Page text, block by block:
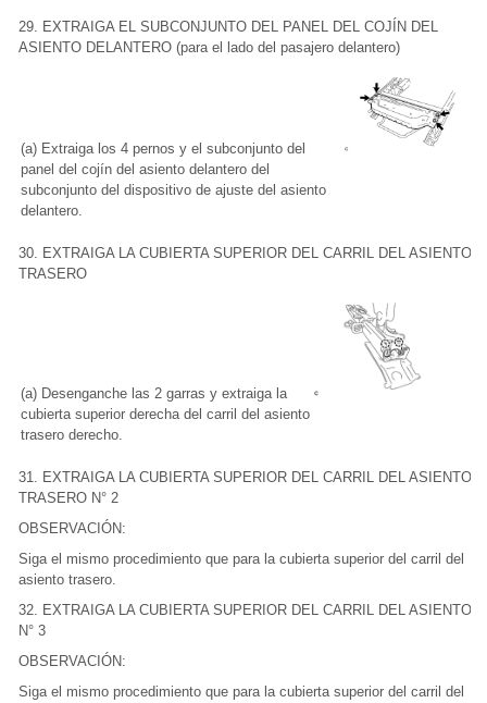
29. EXTRAIGA EL SUBCONJUNTO DEL PANEL DEL COJÍN DEL
ASIENTO DELANTERO (para el lado del pasajero delantero)
(a) Extraiga los 4 pernos y el subconjunto del
panel del cojín del asiento delantero del
subconjunto del dispositivo de ajuste del asiento
delantero.
30. EXTRAIGA LA CUBIERTA SUPERIOR DEL CARRIL DEL ASIENTO
TRASERO
(a) Desenganche las 2 garras y extraiga la
cubierta superior derecha del carril del asiento
trasero derecho.
31. EXTRAIGA LA CUBIERTA SUPERIOR DEL CARRIL DEL ASIENTO
TRASERO N° 2
OBSERVACIÓN:
Siga el mismo procedimiento que para la cubierta superior del carril del
asiento trasero.
32. EXTRAIGA LA CUBIERTA SUPERIOR DEL CARRIL DEL ASIENTO
N° 3
OBSERVACIÓN:
Siga el mismo procedimiento que para la cubierta superior del carril del